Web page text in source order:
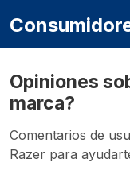
Opiniones
marca?
Comentarios de
Razer para